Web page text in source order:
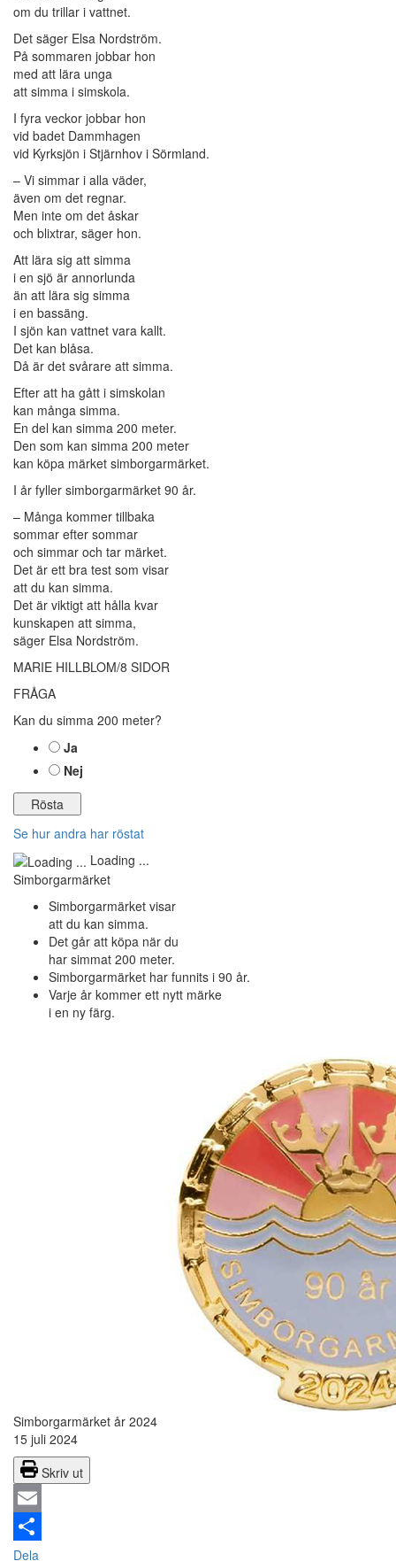
om du trillar i vattnet.
Det säger Elsa Nordström.
På sommaren jobbar hon
med att lära unga
att simma i simskola.
I fyra veckor jobbar hon
vid badet Dammhagen
vid Kyrksjön i Stjärnhov i Sörmland.
– Vi simmar i alla väder,
även om det regnar.
Men inte om det åskar
och blixtrar, säger hon.
Att lära sig att simma
i en sjö är annorlunda
än att lära sig simma
i en bassäng.
I sjön kan vattnet vara kallt.
Det kan blåsa.
Då är det svårare att simma.
Efter att ha gått i simskolan
kan många simma.
En del kan simma 200 meter.
Den som kan simma 200 meter
kan köpa märket simborgarmärket.
I år fyller simborgarmärket 90 år.
– Många kommer tillbaka
sommar efter sommar
och simmar och tar märket.
Det är ett bra test som visar
att du kan simma.
Det är viktigt att hålla kvar
kunskapen att simma,
säger Elsa Nordström.
MARIE HILLBLOM/8 SIDOR
FRÅGA
Kan du simma 200 meter?
Ja
Nej
Se hur andra har röstat
Loading ...
Simborgarmärket
Simborgarmärket visar
att du kan simma.
Det går att köpa när du
har simmat 200 meter.
Simborgarmärket har funnits i 90 år.
Varje år kommer ett nytt märke
i en ny färg.
Simborgarmärket år 2024
15 juli 2024
Skriv ut
Email
Dela